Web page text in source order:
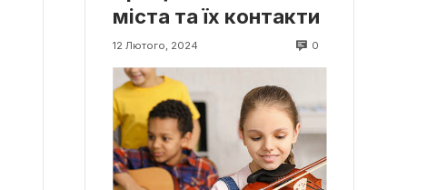
міста та їх контакти
12 Лютого, 2024 0